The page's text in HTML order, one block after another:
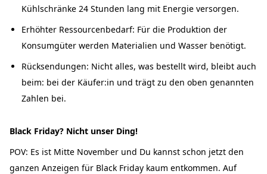
Kühlschränke 24 Stunden lang mit Energie versorgen.
Erhöhter Ressourcenbedarf: Für die Produktion der
Konsumgüter werden Materialien und Wasser benötigt.
Rücksendungen: Nicht alles, was bestellt wird, bleibt auch
beim: bei der Käufer:in und trägt zu den oben genannten
Zahlen bei.
Black Friday? Nicht unser Ding!
POV: Es ist Mitte November und Du kannst schon jetzt den
ganzen Anzeigen für Black Friday kaum entkommen. Auf